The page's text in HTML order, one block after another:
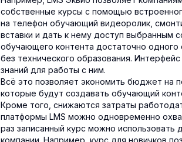
собственные курсы с помощью
на телефон обучающий видеоролик,
вставки и дать к нему доступ выбранным
обучающего контента достаточно
без технического образования.
знаний для работы с ним.
Всё это позволяет экономить бюджет на
которые будут создавать обучающий
Кроме того, снижаются затраты
платформы LMS можно одновременно
раз записанный курс можно использовать
компании. Например, курс для новичков